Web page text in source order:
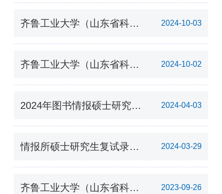
2024-10-03
齐鲁工业大学（山东省科学
2024-10-02
齐鲁工业大学（山东省科学
2024-04-03
2024年图书情报硕士研究生
2024-03-29
情报所硕士研究生复试录取
2023-09-26
齐鲁工业大学（山东省科学